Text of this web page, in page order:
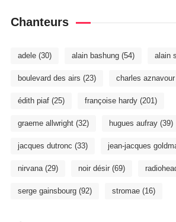
Chanteurs
adele(30) alain bashung(54) alain
boulevard des airs (23) charles aznavour
édith piaf(25) françoise hardy(201)
graeme allwright(32) hugues aufray(39)
jacques dutronc (33) jean-jacques
nirvana(29) noir désir(69)
serge gainsbourg(92) stromae(16)